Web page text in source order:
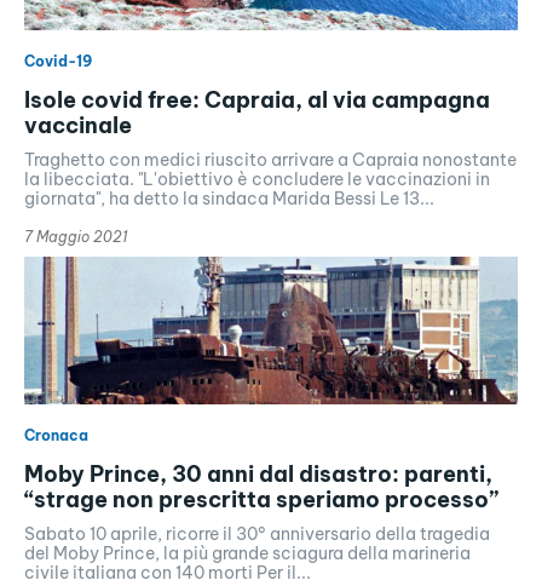
Covid-19
Isole covid free: Capraia, al via campagna
vaccinale
Traghetto con medici riuscito arrivare a Capraia nonostante
la libecciata. "L'obiettivo è concludere le vaccinazioni in
giornata", ha detto la sindaca Marida Bessi Le 13...
7 Maggio 2021
Cronaca
Moby Prince, 30 anni dal disastro: parenti,
“strage non prescritta speriamo processo”
Sabato 10 aprile, ricorre il 30° anniversario della tragedia
del Moby Prince, la più grande sciagura della marineria
civile italiana con 140 morti Per il...